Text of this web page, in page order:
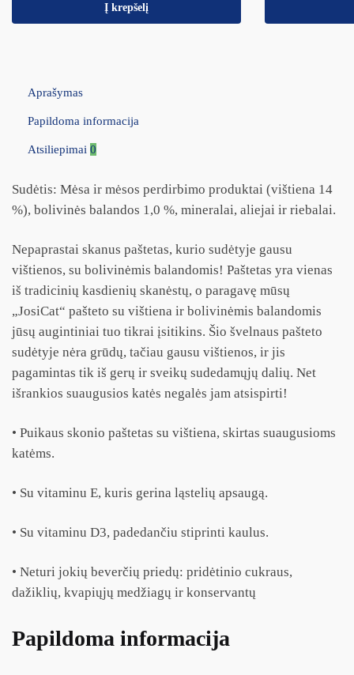
Į krepšelį
Aprašymas
Papildoma informacija
Atsiliepimai 0
Sudėtis: Mėsa ir mėsos perdirbimo produktai (vištiena 14
%), bolivinės balandos 1,0 %, mineralai, aliejai ir riebalai.
Nepaprastai skanus paštetas, kurio sudėtyje gausu
vištienos, su bolivinėmis balandomis! Paštetas yra vienas
iš tradicinių kasdienių skanėstų, o paragavę mūsų
„JosiCat“ pašteto su vištiena ir bolivinėmis balandomis
jūsų augintiniai tuo tikrai įsitikins. Šio švelnaus pašteto
sudėtyje nėra grūdų, tačiau gausu vištienos, ir jis
pagamintas tik iš gerų ir sveikų sudedamųjų dalių. Net
išrankios suaugusios katės negalės jam atsispirti!
• Puikaus skonio paštetas su vištiena, skirtas suaugusioms
katėms.
• Su vitaminu E, kuris gerina ląstelių apsaugą.
• Su vitaminu D3, padedančiu stiprinti kaulus.
• Neturi jokių beverčių priedų: pridėtinio cukraus,
dažiklių, kvapiųjų medžiagų ir konservantų
Papildoma informacija